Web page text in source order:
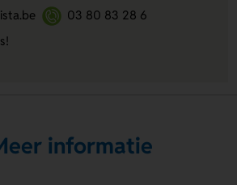
03 80 83 28 6
informatie